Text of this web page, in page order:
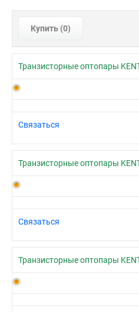
Купить (0)
Транзисторные оптопары
Связаться
Транзисторные оптопары
Связаться
Транзисторные оптопары